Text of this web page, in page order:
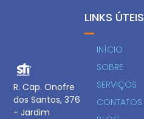
R. Cap. Onofre
dos Santos, 376
- Jardim
LINKS ÚTEIS
INÍCIO
SOBRE
SERVIÇOS
CONTATOS